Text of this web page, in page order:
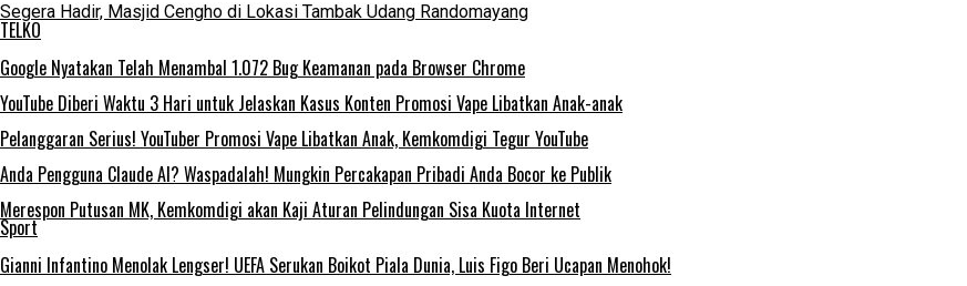
Segera Hadir, Masjid Cengho di Lokasi Tambak Udang Randomayang
TELKO
Google Nyatakan Telah Menambal 1.072 Bug Keamanan pada Browser Chrome
YouTube Diberi Waktu 3 Hari untuk Jelaskan Kasus Konten Promosi Vape Libatkan Anak-anak
Pelanggaran Serius! YouTuber Promosi Vape Libatkan Anak, Kemkomdigi Tegur YouTube
Anda Pengguna Claude AI? Waspadalah! Mungkin Percakapan Pribadi Anda Bocor ke Publik
Merespon Putusan MK, Kemkomdigi akan Kaji Aturan Pelindungan Sisa Kuota Internet
Sport
Gianni Infantino Menolak Lengser! UEFA Serukan Boikot Piala Dunia, Luis Figo Beri Ucapan Menohok!